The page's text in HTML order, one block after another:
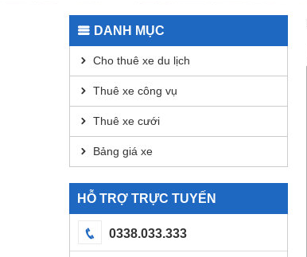
DANH MỤC
Cho thuê xe du lịch
Thuê xe công vụ
Thuê xe cưới
Bảng giá xe
HỖ TRỢ TRỰC TUYẾN
0338.033.333